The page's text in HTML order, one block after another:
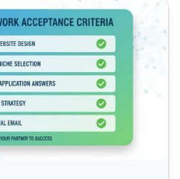
de ser aceptado por